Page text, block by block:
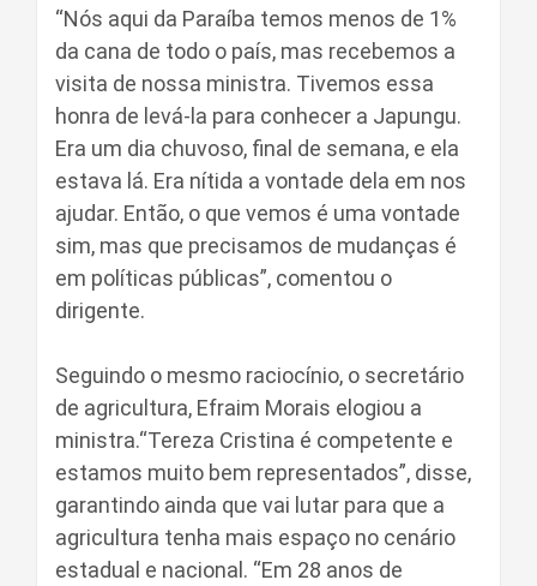
“Nós aqui da Paraíba temos menos de 1%
da cana de todo o país, mas recebemos a
visita de nossa ministra. Tivemos essa
honra de levá-la para conhecer a Japungu.
Era um dia chuvoso, final de semana, e ela
estava lá. Era nítida a vontade dela em nos
ajudar. Então, o que vemos é uma vontade
sim, mas que precisamos de mudanças é
em políticas públicas”, comentou o
dirigente.
Seguindo o mesmo raciocínio, o secretário
de agricultura, Efraim Morais elogiou a
ministra.“Tereza Cristina é competente e
estamos muito bem representados”, disse,
garantindo ainda que vai lutar para que a
agricultura tenha mais espaço no cenário
estadual e nacional. “Em 28 anos de